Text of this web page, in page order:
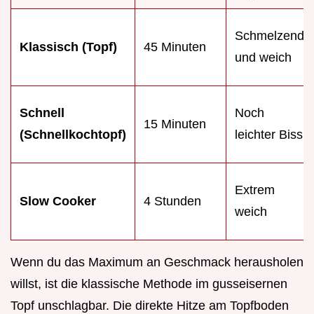
Klassisch (Topf) 45 Minuten
Schmelzend
und weich
Schnell
(Schnellkochtopf)
15 Minuten
Noch
leichter Biss
Slow Cooker 4 Stunden
Extrem
weich
Wenn du das Maximum an Geschmack herausholen
willst, ist die klassische Methode im gusseisernen
Topf unschlagbar. Die direkte Hitze am Topfboden